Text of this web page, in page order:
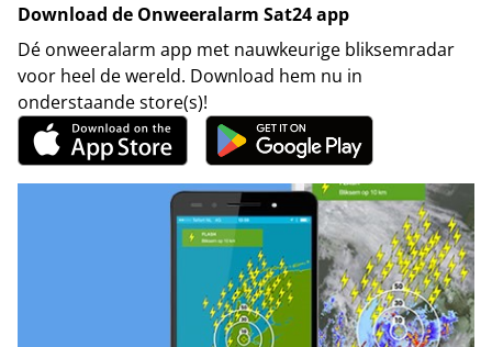
Download de Onweeralarm Sat24 app
Dé onweeralarm app met nauwkeurige bliksemradar
voor heel de wereld. Download hem nu in
onderstaande store(s)!